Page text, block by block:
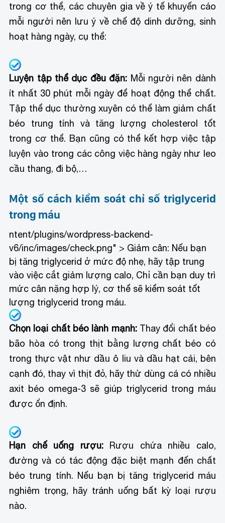
trong cơ thể, các chuyên gia về ý tế khuyến cáo
mỗi người nên lưu ý về chế độ dinh dưỡng, sinh
hoạt hàng ngày, cụ thể:
Luyện tập thể dục đều đặn: Mỗi người nên dành
ít nhất 30 phút mỗi ngày để hoạt động thể chất.
Tập thể dục thường xuyên có thể làm giảm chất
béo trung tính và tăng lượng cholesterol tốt
trong cơ thể. Bạn cũng có thể kết hợp việc tập
luyện vào trong các công việc hàng ngày như leo
cầu thang, đi bộ,…
Một số cách kiểm soát chỉ số triglycerid
trong máu
ntent/plugins/wordpress-backend-
v6/inc/images/check.png" > Giảm cân: Nếu bạn
bị tăng triglycerid ở mức độ nhẹ, hãy tập trung
vào việc cắt giảm lượng calo, Chỉ cần bạn duy trì
mức cân nặng hợp lý, cơ thể sẽ kiểm soát tốt
lượng triglycerid trong máu.
Chọn loại chất béo lành mạnh:Thay đổi chất béo
bão hòa có trong thịt bằng lượng chất béo có
trong thực vật như dầu ô liu và dầu hạt cải, bên
cạnh đó, thay vì thịt đỏ, hãy thử dùng cá có nhiều
axit béo omega-3 sẽ giúp triglycerid trong máu
được ổn định.
Hạn chế uống rượu:Rượu chứa nhiều calo,
đường và có tác động đặc biệt mạnh đến chất
béo trung tính. Nếu bạn bị tăng triglycerid máu
nghiêm trọng, hãy tránh uống bất kỳ loại rượu
nào.